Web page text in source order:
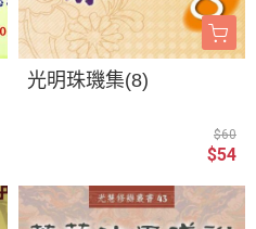
光明珠璣集(8)
$60
$54